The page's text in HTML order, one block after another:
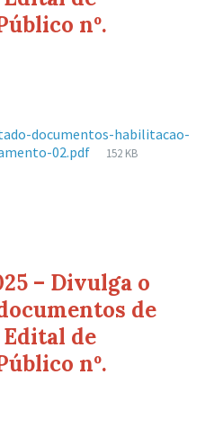
nº.
documentos-habilitacao-
02.pdf
Tamanho
152 KB
– Divulga o
de
de
nº.